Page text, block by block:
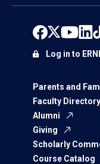
Parents and
Faculty Directory
Alumni
Giving
Scholarly
Course Catalog
Log in to